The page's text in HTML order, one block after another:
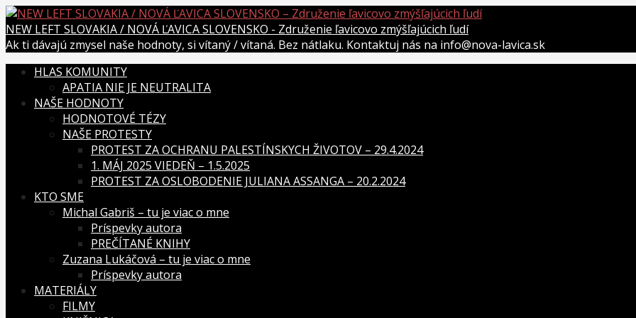
Skip
to
content
NEW LEFT SLOVAKIA / NOVÁ ĽAVICA SLOVENSKO - Združenie ľavicovo zmýšľajúcich ľudí
Ak ti dávajú zmysel naše hodnoty, si vítaný / vítaná. Bez nátlaku. Kontaktuj nás na info@nova-lavica.sk
HLAS KOMUNITY
APATIA NIE JE NEUTRALITA
NAŠE HODNOTY
HODNOTOVÉ TÉZY
NAŠE PROTESTY
PROTEST ZA OCHRANU PALESTÍNSKYCH ŽIVOTOV – 29.4.2024
1. MÁJ 2025 VIEDEŇ – 1.5.2025
PROTEST ZA OSLOBODENIE JULIANA ASSANGA – 20.2.2024
KTO SME
Michal Gabriš – tu je viac o mne
Príspevky autora
PREČÍTANÉ KNIHY
Zuzana Lukáčová – tu je viac o mne
Príspevky autora
MATERIÁLY
FILMY